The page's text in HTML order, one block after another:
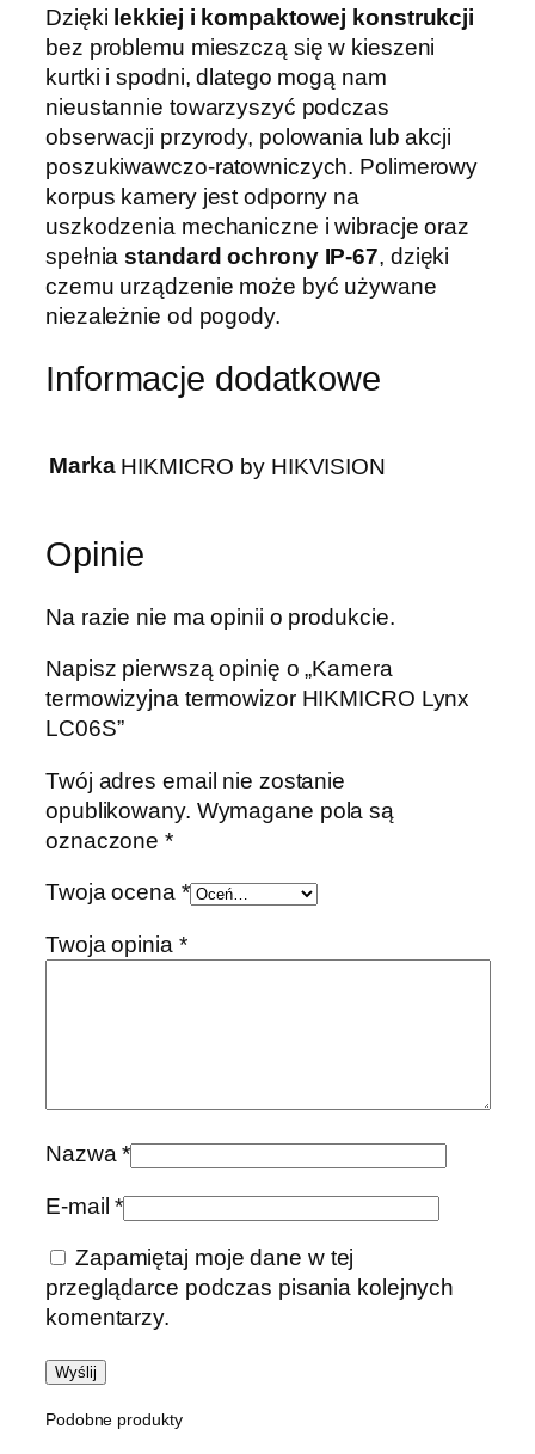
Dzięki lekkiej i kompaktowej konstrukcji
bez problemu mieszczą się w kieszeni
kurtki i spodni, dlatego mogą nam
nieustannie towarzyszyć podczas
obserwacji przyrody, polowania lub akcji
poszukiwawczo-ratowniczych. Polimerowy
korpus kamery jest odporny na
uszkodzenia mechaniczne i wibracje oraz
spełniastandard ochrony IP-67, dzięki
czemu urządzenie może być używane
niezależnie od pogody.
Informacje dodatkowe
Marka HIKMICRO by HIKVISION
Opinie
Na razie nie ma opinii o produkcie.
Napisz pierwszą opinię o „Kamera
termowizyjna termowizor HIKMICRO Lynx
LC06S”
Twój adres email nie zostanie
opublikowany. Wymagane pola są
oznaczone*
Twoja ocena *
Twoja opinia *
Nazwa*
E-mail*
Zapamiętaj moje dane w tej
przeglądarce podczas pisania kolejnych
komentarzy.
Podobne produkty